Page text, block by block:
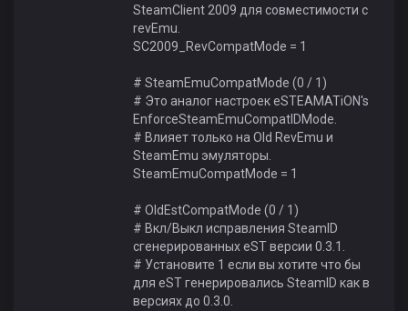
SteamClient 2009 для совместимости с
revEmu.
SC2009_RevCompatMode = 1
# SteamEmuCompatMode (0 / 1)
# Это аналог настроек eSTEAMATiON's
EnforceSteamEmuCompatIDMode.
# Влияет только на Old RevEmu и
SteamEmu эмуляторы.
SteamEmuCompatMode = 1
# OldEstCompatMode (0 / 1)
# Вкл/Выкл исправления SteamID
сгенерированных eST версии 0.3.1.
# Установите 1 если вы хотите что бы
для eST генерировались SteamID как в
версиях до 0.3.0.